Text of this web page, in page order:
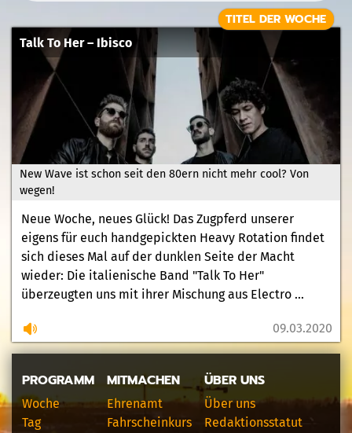
New Wave ist schon seit den 80ern nicht mehr cool? Von
wegen!
Talk To Her – Ibisco
TITEL DER WOCHE
Neue Woche, neues Glück! Das Zugpferd unserer
eigens für euch handgepickten Heavy Rotation findet
sich dieses Mal auf der dunklen Seite der Macht
wieder: Die italienische Band "Talk To Her"
überzeugten uns mit ihrer Mischung aus Electro ...
09.03.2020
PROGRAMM
Woche
Tag
MITMACHEN
Ehrenamt
Fahrscheinkurs
ÜBER UNS
Über uns
Redaktionsstatut